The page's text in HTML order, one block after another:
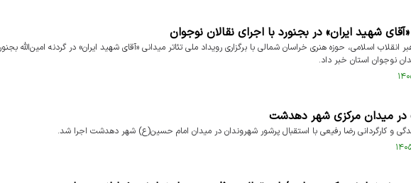
«آقای شهید ایران» در بجنورد با اجرای نقالان نوجوان
انقلاب اسلامی، حوزه هنری خراسان شمالی با برگزاری رویداد ملی تئاتر میدانی «آقای شهید ایران» در گردنه امین‌الله
نوجوان استان خبر داد.
در میدان مرکزی شهر دهدشت
و کارگردانی رضا رفیعی با استقبال پرشور شهروندان در میدان امام حسین(ع) شهر دهدشت اجرا شد.